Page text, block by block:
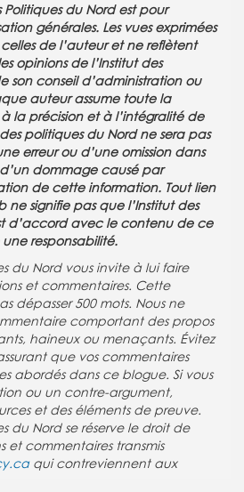
du Nord est pour
générales. Les vues exprimées
de l’auteur et ne reflètent
opinions de l’Institut des
son conseil d’administration ou
auteur assume toute la
la précision et à l’intégralité de
politiques du Nord ne sera pas
erreur ou d’une omission dans
dommage causé par
de cette information. Tout lien
ne signifie pas que l’Institut des
d’accord avec le contenu de ce
une responsabilité.
du Nord vous invite à lui faire
et commentaires. Cette
dépasser 500 mots. Nous ne
comportant des propos
haineux ou menaçants. Évitez
que vos commentaires
abordés dans ce blogue. Si vous
ou un contre-argument,
et des éléments de preuve.
du Nord se réserve le droit de
et commentaires transmis
qui contreviennent aux